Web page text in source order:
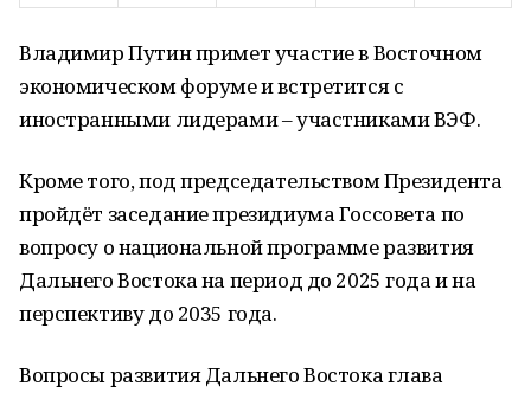
Владимир Путин примет участие в Восточном
экономическом форуме и встретится с
иностранными лидерами – участниками ВЭФ.
Кроме того, под председательством Президента
пройдёт заседание президиума Госсовета по
вопросу о национальной программе развития
Дальнего Востока на период до 2025 года и на
перспективу до 2035 года.
Вопросы развития Дальнего Востока глава